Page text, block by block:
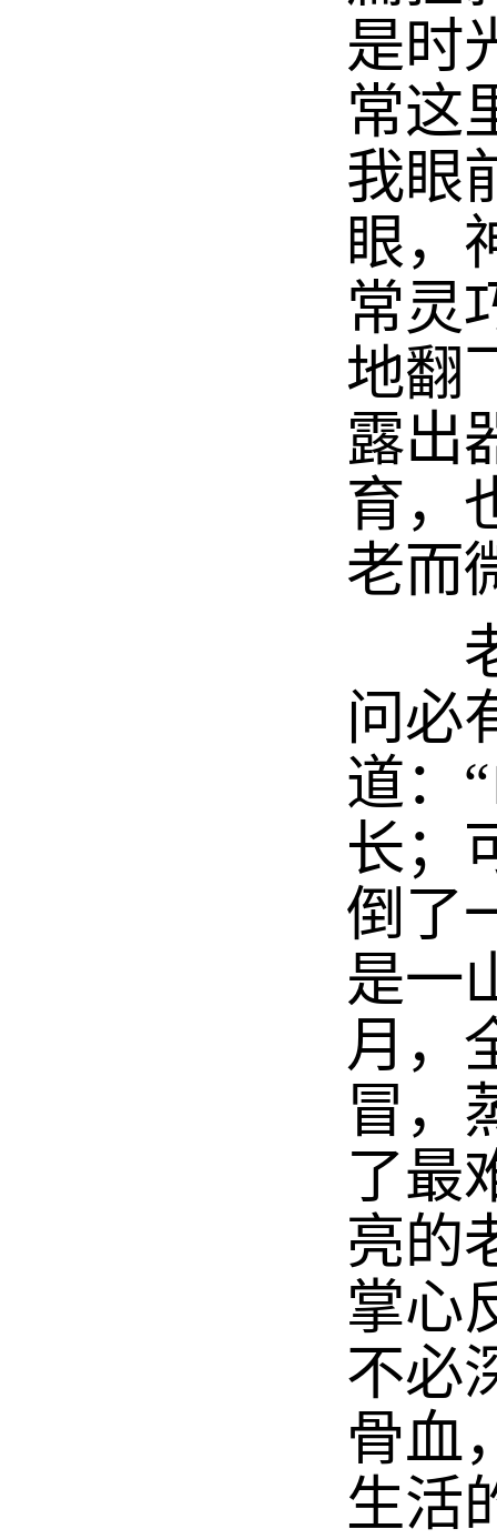
是时
常这
我眼
眼，
常灵
地翻
露出
育，
老而
老
问必
道：
长；
倒了
是一
月，
冒，
了最
亮的
掌心
不必
骨血
生活